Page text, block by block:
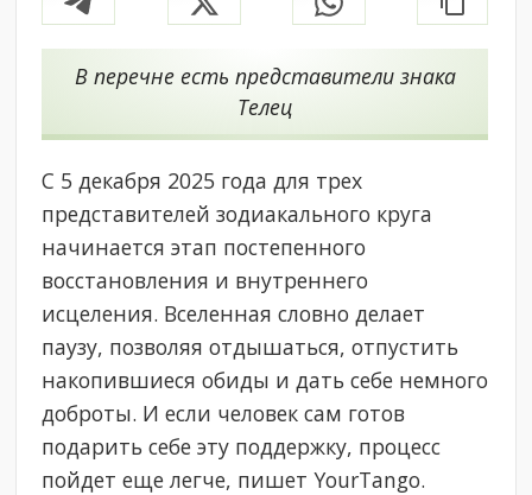
В перечне есть представители знака
Телец
С 5 декабря 2025 года для трех
представителей зодиакального круга
начинается этап постепенного
восстановления и внутреннего
исцеления. Вселенная словно делает
паузу, позволяя отдышаться, отпустить
накопившиеся обиды и дать себе немного
доброты. И если человек сам готов
подарить себе эту поддержку, процесс
пойдет еще легче, пишет YourTango.